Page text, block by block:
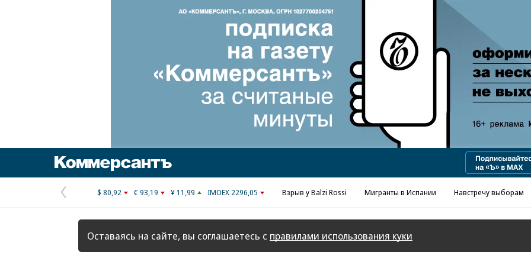
Реклама в «Ъ» www.kommersant.ru/ad
Предыдущая
страница
$ 80,92 € 93,19 ¥ 11,99 IMOEX 2296,05 Взрыв у Balzi Rossi Мигранты в Испании Навстречу выборам
Оставаясь на сайте, вы соглашаетесь с правилами использования куки